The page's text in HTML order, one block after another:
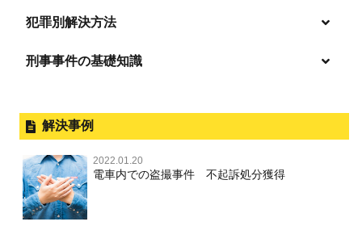
逮捕・監禁
業務妨害
淫行・援助交際
公然わいせつ，わいせつ物頒布，淫
行勧誘罪
児童ポルノ・リベンジポルノ
恐喝
危険ドラッグ
危険運転行為等
商標法違反
ストーカー事件
「逮捕」について適切に知ることで不安や悩みを解消する
逮捕後、早急な釈放・保釈を望むときにすべきこと
無実・無罪の証明をしたい
被害者との示談を円満に進めるためには
犯罪別解決方法
事件別－暴力事件
暴行・傷害
殺人
過失致死・過失傷害
脅迫・強要
性犯罪 TOP
痴漢
盗撮，のぞき
不同意わいせつ（旧：強制わいせつ，準強制わいせつ），
事件別－財産犯
財産犯 TOP
窃盗罪
事件別－薬物事件
薬物事件 TOP
事件別－交通違反・交通事故
刑事事件の基礎知識
外国人事件の手続きと特色
刑事裁判の概要・手続
公務員の逮捕・刑事事件
控訴・上告
解決事例
2022.01.20
電車内での盗撮事件 不起訴処分獲得